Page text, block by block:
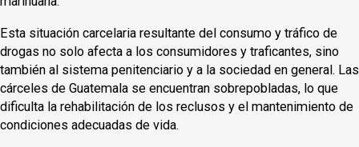
Esta situación carcelaria resultante del consumo y tráfico de
drogas no solo afecta a los consumidores y traficantes, sino
también al sistema penitenciario y a la sociedad en general. Las
cárceles de Guatemala se encuentran sobrepobladas, lo que
dificulta la rehabilitación de los reclusos y el mantenimiento de
condiciones adecuadas de vida.